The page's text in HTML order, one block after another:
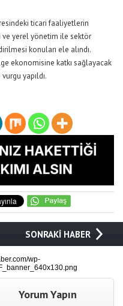
ticari faaliyetlerin
ve yerel yönetim ile sektör
konuları ele alındı.
ekonomisine katkı sağlayacak
yapıldı.
SONRAKİ HABER
wp-
Yorum Yapın